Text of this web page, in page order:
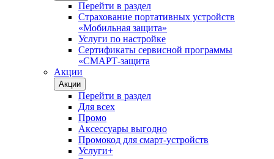
Перейти в раздел
Страхование портативных устройств
«Мобильная защита»
Услуги по настройке
Сертификаты сервисной программы
«СМАРТ-защита
Акции
Акции
Перейти в раздел
Для всех
Промо
Аксессуары выгодно
Промокод для смарт-устройств
Услуги+